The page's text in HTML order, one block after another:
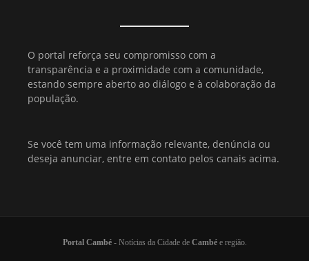
O portal reforça seu compromisso com a
transparência e a proximidade com a comunidade,
estando sempre aberto ao diálogo e à colaboração da
população.
Se você tem uma informação relevante, denúncia ou
deseja anunciar, entre em contato pelos canais acima.
Portal Cambé- Notícias da Cidade de Cambée região.